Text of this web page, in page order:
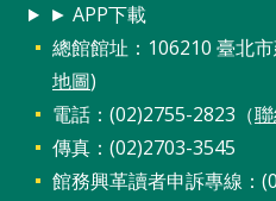
常
► APP下載
總館館址：106210 臺北
地圖)
電話：(02)2755-2823（
傳真：(02)2703-3545
館務興革讀者申訴專線：